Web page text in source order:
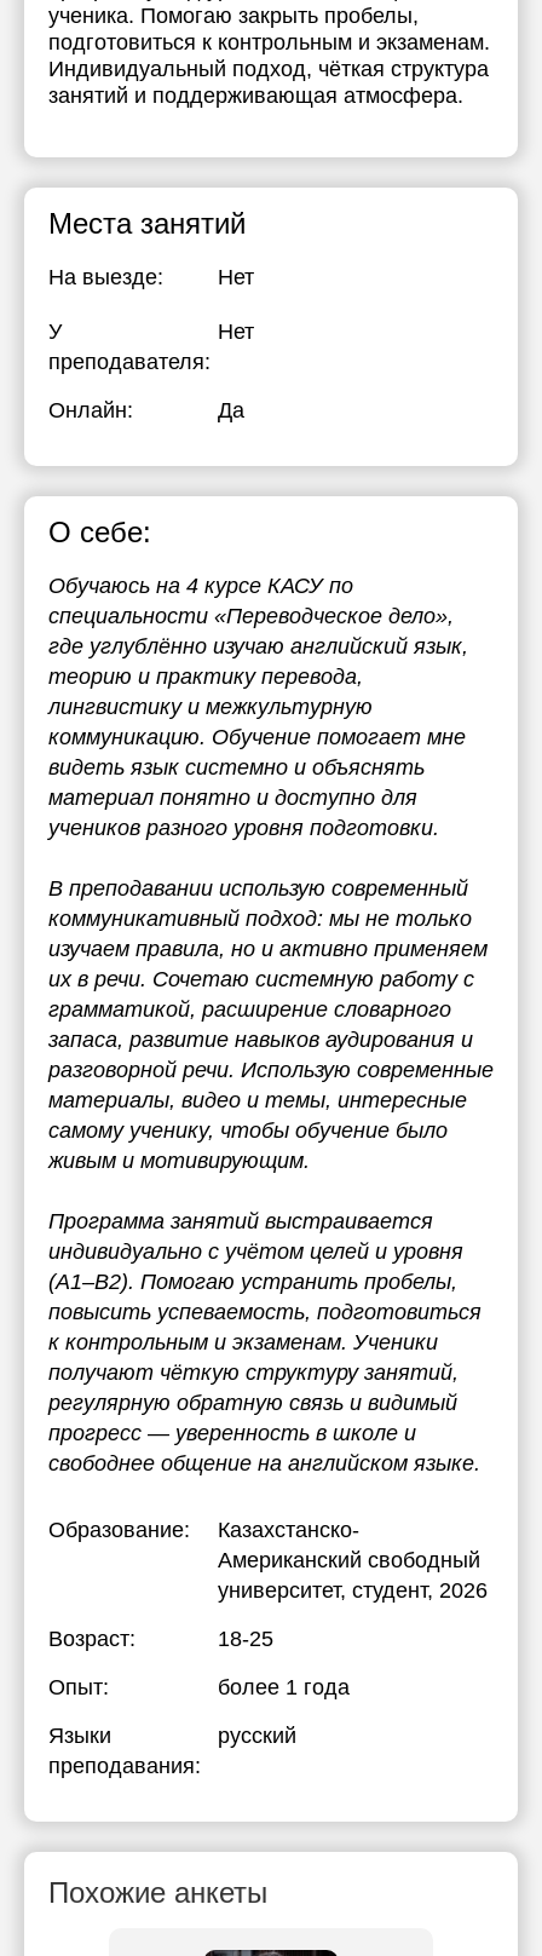
ученика. Помогаю закрыть пробелы,
подготовиться к контрольным и экзаменам.
Индивидуальный подход, чёткая структура
занятий и поддерживающая атмосфера.
Места занятий
На выезде: Нет
У
преподавателя:
Нет
Онлайн: Да
О себе:
Обучаюсь на 4 курсе КАСУ по
специальности «Переводческое дело»,
где углублённо изучаю английский язык,
теорию и практику перевода,
лингвистику и межкультурную
коммуникацию. Обучение помогает мне
видеть язык системно и объяснять
материал понятно и доступно для
учеников разного уровня подготовки.
В преподавании использую современный
коммуникативный подход: мы не только
изучаем правила, но и активно применяем
их в речи. Сочетаю системную работу с
грамматикой, расширение словарного
запаса, развитие навыков аудирования и
разговорной речи. Использую современные
материалы, видео и темы, интересные
самому ученику, чтобы обучение было
живым и мотивирующим.
Программа занятий выстраивается
индивидуально с учётом целей и уровня
(A1–B2). Помогаю устранить пробелы,
повысить успеваемость, подготовиться
к контрольным и экзаменам. Ученики
получают чёткую структуру занятий,
регулярную обратную связь и видимый
прогресс — уверенность в школе и
свободнее общение на английском языке.
Образование:
Казахстанско-
Американский свободный
университет, студент, 2026
Возраст:
18-25
Опыт:
более 1 года
Языки
преподавания:
русский
Похожие анкеты